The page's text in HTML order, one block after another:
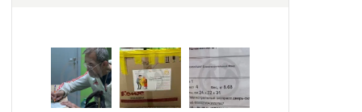
творческой мастерской. Жильцы рисуют,
изготавливают поделки, занимаются
оригами и квиллингом. Открыта «Школа